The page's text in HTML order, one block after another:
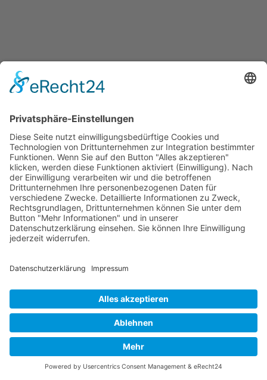
Häufige Fragen
Was bedeutet eine Industriedesigner-
Website mit CMS?
Warum ist ein CMS für
Industriedesigner sinnvoll?
Welche Inhalte lassen sich über ein CMS
verwalten?